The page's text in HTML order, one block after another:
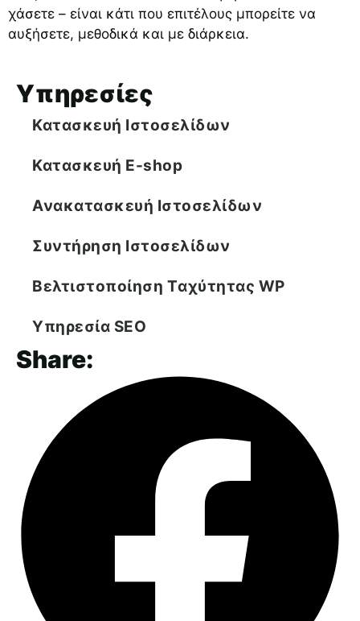
χάσετε – είναι κάτι που επιτέλους μπορείτε να
αυξήσετε, μεθοδικά και με διάρκεια.
Υπηρεσίες
Κατασκευή Ιστοσελίδων
Κατασκευή E-shop
Ανακατασκευή Ιστοσελίδων
Συντήρηση Ιστοσελίδων
Βελτιστοποίηση Tαχύτητας WP
Υπηρεσία SEO
Share: